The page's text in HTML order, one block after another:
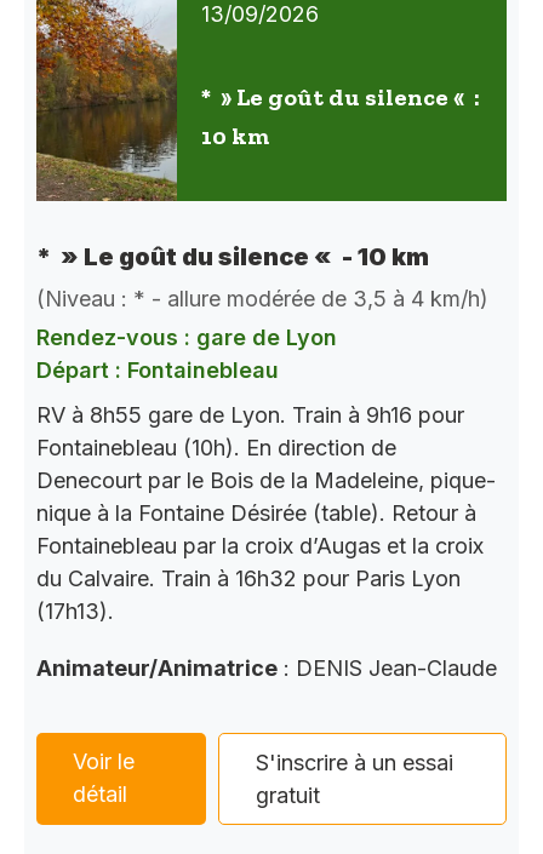
13/09/2026
* » Le goût du silence « :
10 km
* » Le goût du silence « - 10 km
(Niveau : * - allure modérée de 3,5 à 4 km/h)
Rendez-vous : gare de Lyon
Départ : Fontainebleau
RV à 8h55 gare de Lyon. Train à 9h16 pour
Fontainebleau (10h). En direction de
Denecourt par le Bois de la Madeleine, pique-
nique à la Fontaine Désirée (table). Retour à
Fontainebleau par la croix d’Augas et la croix
du Calvaire. Train à 16h32 pour Paris Lyon
(17h13).
Animateur/Animatrice : DENIS Jean-Claude
Voir le
détail
S'inscrire à un essai
gratuit